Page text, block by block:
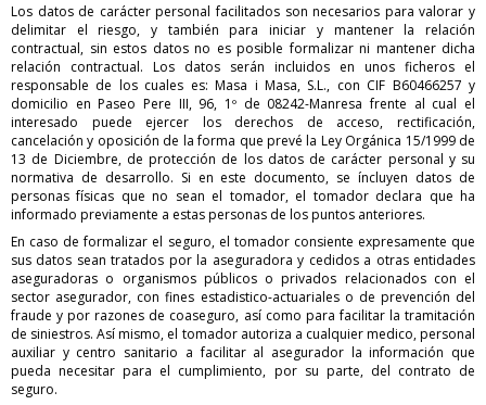
Los datos de carácter personal facilitados son necesarios para valorar y
delimitar el riesgo, y también para iniciar y mantener la relación
contractual, sin estos datos no es posible formalizar ni mantener dicha
relación contractual. Los datos serán incluidos en unos ficheros el
responsable de los cuales es: Masa i Masa, S.L., con CIF B60466257 y
domicilio en Paseo Pere III, 96, 1º de 08242-Manresa frente al cual el
interesado puede ejercer los derechos de acceso, rectificación,
cancelación y oposición de la forma que prevé la Ley Orgánica 15/1999 de
13 de Diciembre, de protección de los datos de carácter personal y su
normativa de desarrollo. Si en este documento, se íncluyen datos de
personas físicas que no sean el tomador, el tomador declara que ha
informado previamente a estas personas de los puntos anteriores.
En caso de formalizar el seguro, el tomador consiente expresamente que
sus datos sean tratados por la aseguradora y cedidos a otras entidades
aseguradoras o organismos públicos o privados relacionados con el
sector asegurador, con fines estadistico-actuariales o de prevención del
fraude y por razones de coaseguro, así como para facilitar la tramitación
de siniestros. Así mismo, el tomador autoriza a cualquier medico, personal
auxiliar y centro sanitario a facilitar al asegurador la información que
pueda necesitar para el cumplimiento, por su parte, del contrato de
seguro.